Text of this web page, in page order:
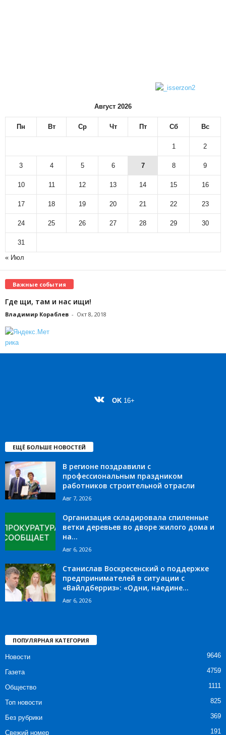
Август 2026
Пн Вт Ср Чт Пт Сб Вс
1 2
3 4 5 6 7 8 9
10 11 12 13 14 15 16
17 18 19 20 21 22 23
24 25 26 27 28 29 30
31
« Июл
Важные события
Где щи, там и нас ищи!
Владимир Кораблев - Окт 8, 2018
OK 16+
ЕЩЁ БОЛЬШЕ НОВОСТЕЙ
В регионе поздравили с
профессиональным праздником
работников строительной отрасли
Авг 7, 2026
Организация складировала спиленные
ветки деревьев во дворе жилого дома и
на...
Авг 6, 2026
Станислав Воскресенский о поддержке
предпринимателей в ситуации с
«Вайлдберриз»: «Одни, наедине...
Авг 6, 2026
ПОПУЛЯРНАЯ КАТЕГОРИЯ
Новости 9646
Газета 4759
Общество 1111
Топ новости 825
Без рубрики 369
Свежий номер 191